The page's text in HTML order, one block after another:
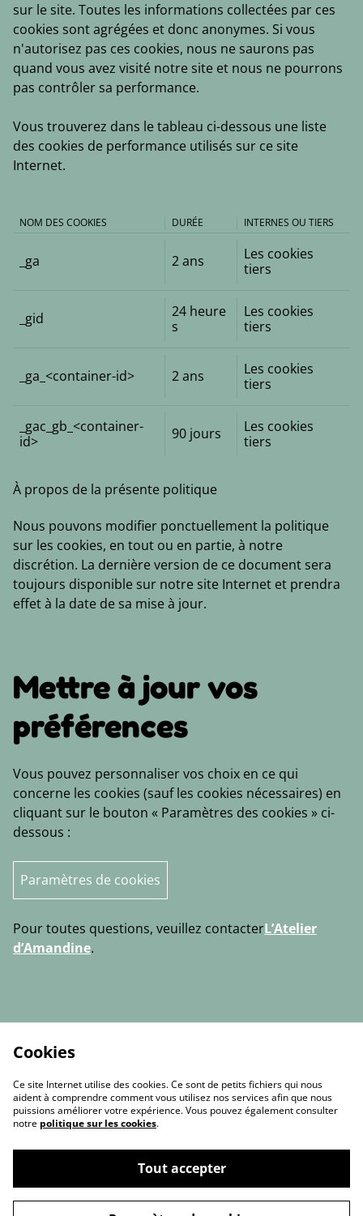
sur le site. Toutes les informations collectées par ces
cookies sont agrégées et donc anonymes. Si vous
n'autorisez pas ces cookies, nous ne saurons pas
quand vous avez visité notre site et nous ne pourrons
pas contrôler sa performance.
Vous trouverez dans le tableau ci-dessous une liste
des cookies de performance utilisés sur ce site
Internet.
NOM DES COOKIES DURÉE INTERNES OU TIERS
_ga 2 ans
Les cookies
tiers
_gid
24 heure
s
Les cookies
tiers
_ga_<container-id> 2 ans
Les cookies
tiers
_gac_gb_<container-
id>
90 jours
Les cookies
tiers
À propos de la présente politique
Nous pouvons modifier ponctuellement la politique
sur les cookies, en tout ou en partie, à notre
discrétion. La dernière version de ce document sera
toujours disponible sur notre site Internet et prendra
effet à la date de sa mise à jour.
Mettre à jour vos
préférences
Vous pouvez personnaliser vos choix en ce qui
concerne les cookies (sauf les cookies nécessaires) en
cliquant sur le bouton « Paramètres des cookies » ci-
dessous :
Paramètres de cookies
Pour toutes questions, veuillez contacterL’Atelier
d’Amandine.
Contact Us
Legal Terms
Privacy Policy
Cookie Policy
Cookies
Ce site Internet utilise des cookies. Ce sont de petits fichiers qui nous
aident à comprendre comment vous utilisez nos services afin que nous
puissions améliorer votre expérience. Vous pouvez également consulter
notre politique sur les cookies.
Tout accepter